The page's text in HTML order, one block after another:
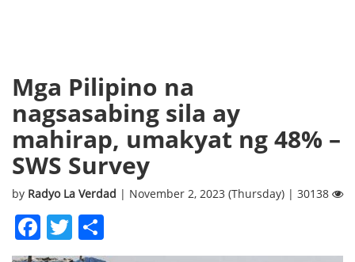
Mga Pilipino na
nagsasabing sila ay
mahirap, umakyat ng 48% –
SWS Survey
by Radyo La Verdad | November 2, 2023 (Thursday) | 30138
Facebook
Twitter